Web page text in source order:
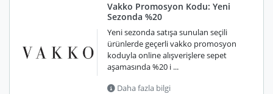
Vakko Promosyon Kodu: Yeni
Sezonda %20
Yeni sezonda satışa sunulan seçili
ürünlerde geçerli vakko promosyon
koduyla online alışverişlere sepet
aşamasında %20 i ...
Daha fazla bilgi